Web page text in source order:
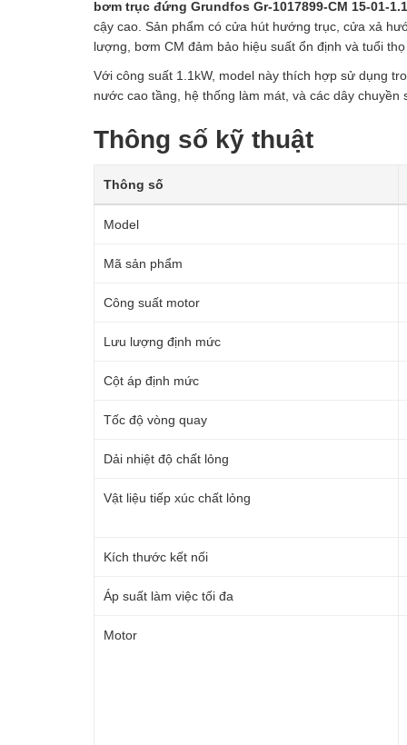
bơm trục đứng Grundfos Gr-1017899-CM 15-01-
cậy cao. Sản phẩm có cửa hút hướng trục, cửa xả
lượng, bơm CM đảm bảo hiệu suất ổn định và tuổi thọ
Với công suất 1.1kW, model này thích hợp sử dụng
nước cao tầng, hệ thống làm mát, và các dây chuyền
Thông số kỹ thuật
Thông số
Model
Mã sản phẩm
Công suất motor
Lưu lượng định mức
Cột áp định mức
Tốc độ vòng quay
Dải nhiệt độ chất lỏng
Vật liệu tiếp xúc chất lỏng
Kích thước kết nối
Áp suất làm việc tối đa
Motor